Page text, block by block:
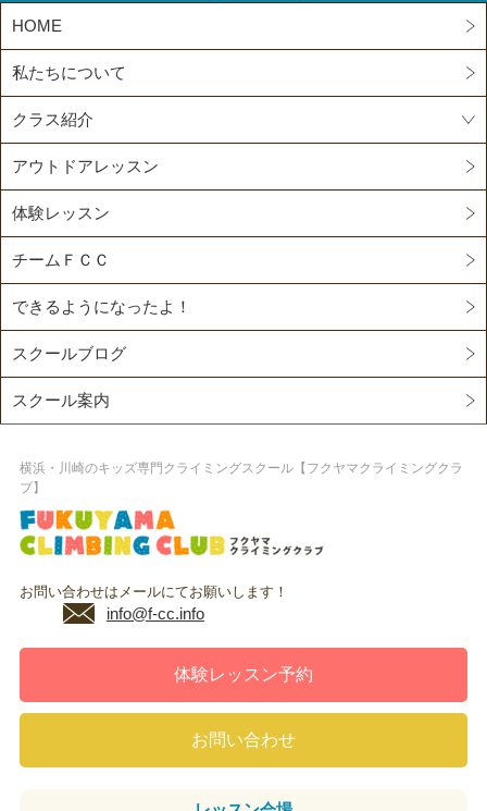
HOME
私たちについて
クラス紹介
アウトドアレッスン
体験レッスン
チームＦＣＣ
できるようになったよ！
スクールブログ
スクール案内
横浜・川崎のキッズ専門クライミングスクール【フクヤマクライミングクラ
ブ】
お問い合わせはメールにてお願いします！
info@f-cc.info
体験レッスン予約
お問い合わせ